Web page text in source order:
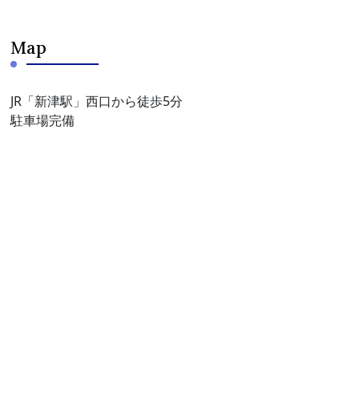
Map
JR「新津駅」西口から徒歩5分
駐車場完備